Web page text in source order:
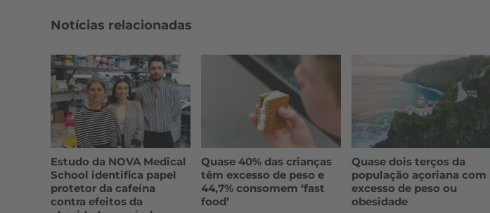
Notícias relacionadas
Estudo da NOVA Medical
School identifica papel
protetor da cafeína
contra efeitos da
Quase 40% das crianças
têm excesso de peso e
44,7% consomem ‘fast
food’
Quase dois terços da
população açoriana com
excesso de peso ou
obesidade